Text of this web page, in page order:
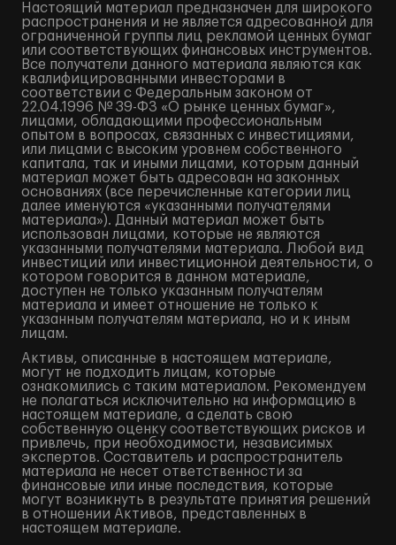
Настоящий материал предназначен для широкого
распространения и не является адресованной для
ограниченной группы лиц рекламой ценных бумаг
или соответствующих финансовых инструментов.
Все получатели данного материала являются как
квалифицированными инвесторами в
соответствии с Федеральным законом от
22.04.1996 № 39-ФЗ «О рынке ценных бумаг»,
лицами, обладающими профессиональным
опытом в вопросах, связанных с инвестициями,
или лицами с высоким уровнем собственного
капитала, так и иными лицами, которым данный
материал может быть адресован на законных
основаниях (все перечисленные категории лиц
далее именуются «указанными получателями
материала»). Данный материал может быть
использован лицами, которые не являются
указанными получателями материала. Любой вид
инвестиций или инвестиционной деятельности, о
котором говорится в данном материале,
доступен не только указанным получателям
материала и имеет отношение не только к
указанным получателям материала, но и к иным
лицам.
Активы, описанные в настоящем материале,
могут не подходить лицам, которые
ознакомились с таким материалом. Рекомендуем
не полагаться исключительно на информацию в
настоящем материале, а сделать свою
собственную оценку соответствующих рисков и
привлечь, при необходимости, независимых
экспертов. Составитель и распространитель
материала не несет ответственности за
финансовые или иные последствия, которые
могут возникнуть в результате принятия решений
в отношении Активов, представленных в
настоящем материале.